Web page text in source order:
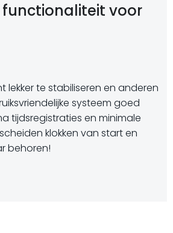
voor
lekker te stabiliseren en anderen
systeem goed
tijdsregistraties en minimale
klokken van start en
behoren!